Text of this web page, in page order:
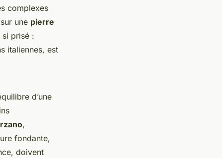
complexes
une pierre
si prisé :
italiennes, est
d’une
,
fondante,
doivent